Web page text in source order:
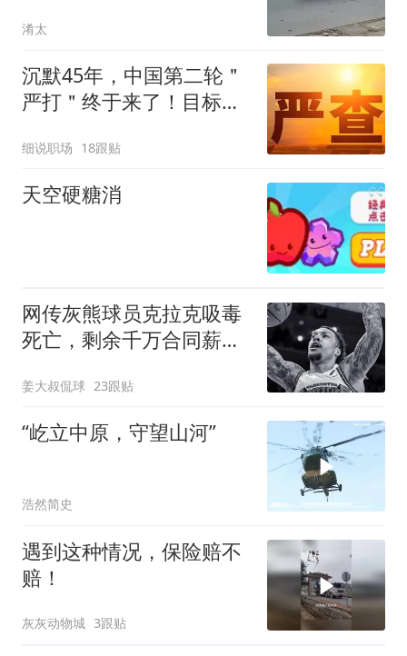
淆太
沉默45年，中国第二轮＂
严打＂终于来了！目标改
细说职场 18跟贴
天空硬糖消
网传灰熊球员克拉克吸毒
死亡，剩余千万合同薪资
姜大叔侃球 23跟贴
“屹立中原，守望山河”
浩然简史
遇到这种情况，保险赔不
赔！
灰灰动物城 3跟贴